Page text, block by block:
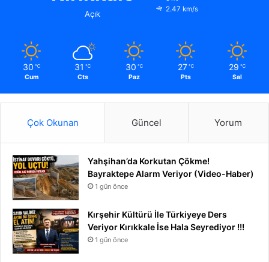
Açık
2.47 km/s
30 ℃
Cum
31 ℃
Cts
30 ℃
Paz
27 ℃
Pts
29 ℃
Sal
Çok Okunan Güncel Yorum
Yahşihan’da Korkutan Çökme!
Bayraktepe Alarm Veriyor (Video-Haber)
1 gün önce
Kırşehir Kültürü İle Türkiyeye Ders
Veriyor Kırıkkale İse Hala Seyrediyor !!!
1 gün önce